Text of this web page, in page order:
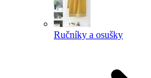
Ručníky a osušky